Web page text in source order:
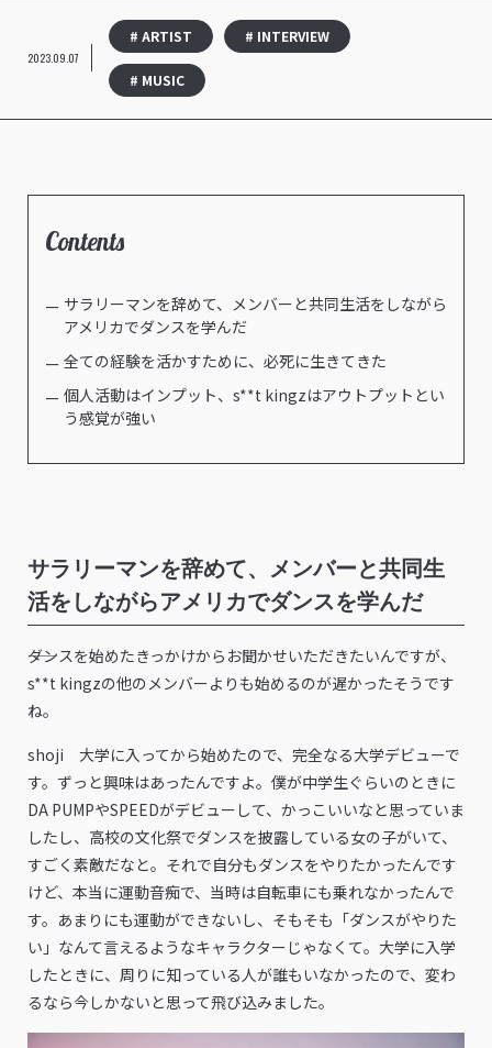
2023.09.07
# ARTIST # INTERVIEW
# MUSIC
Contents
サラリーマンを辞めて、メンバーと共同生活をしながら
アメリカでダンスを学んだ
全ての経験を活かすために、必死に生きてきた
個人活動はインプット、s**t kingzはアウトプットとい
う感覚が強い
サラリーマンを辞めて、メンバーと共同生
活をしながらアメリカでダンスを学んだ
――ダンスを始めたきっかけからお聞かせいただきたいんですが、
s**t kingzの他のメンバーよりも始めるのが遅かったそうです
ね。
shoji 大学に入ってから始めたので、完全なる大学デビューで
す。ずっと興味はあったんですよ。僕が中学生ぐらいのときに
DA PUMPやSPEEDがデビューして、かっこいいなと思っていま
したし、高校の文化祭でダンスを披露している女の子がいて、
すごく素敵だなと。それで自分もダンスをやりたかったんです
けど、本当に運動音痴で、当時は自転車にも乗れなかったんで
す。あまりにも運動ができないし、そもそも「ダンスがやりた
い」なんて言えるようなキャラクターじゃなくて。大学に入学
したときに、周りに知っている人が誰もいなかったので、変わ
るなら今しかないと思って飛び込みました。